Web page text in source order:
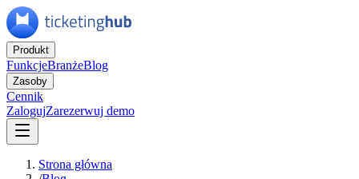
Produkt
FunkcjeBranżeBlog
Zasoby
Cennik
ZalogujZarezerwuj demo
Strona główna